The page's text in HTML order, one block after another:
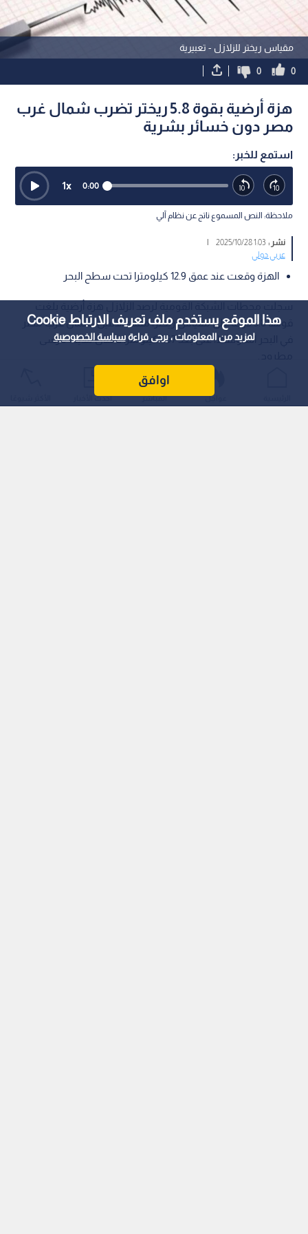
هذا الموقع يستخدم ملف تعريف الارتباط Cookie
لمزيد من المعلومات ، يرجى قراءةسياسة الخصوصية
اوافق
مقياس ريختر للزلازل - تعبيرية
0
0
هزة أرضية بقوة 5.8 ريختر تضرب شمال غرب
مصر دون خسائر بشرية
استمع للخبر:
0:00
1x
ملاحظة: النص المسموع ناتج عن نظام آلي
نشر :1:03 2025/10/28
|
عربي دولي
الهزة وقعت عند عمق 12.9 كيلومترا تحت سطح البحر
قوتها 5.8 درجة على مقياس ريختر، مساء الاثنين، شمال غرب مصر
في البحر المتوسط، على بعد 867 كيلومترا شمال مدينة مرسى
عواجل المباشر أحدث الأخبار